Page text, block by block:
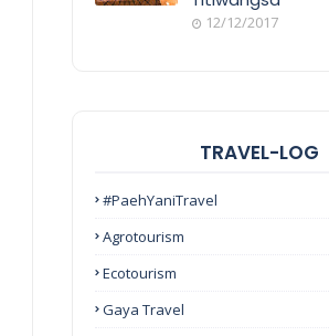
12/12/2017
TRAVEL-LOG
#PaehYaniTravel
Agrotourism
Ecotourism
Gaya Travel